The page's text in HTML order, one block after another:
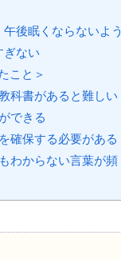
後眠くならないよう
ぎない
こと＞
科書があると難しい
できる
確保する必要がある
わからない言葉が頻